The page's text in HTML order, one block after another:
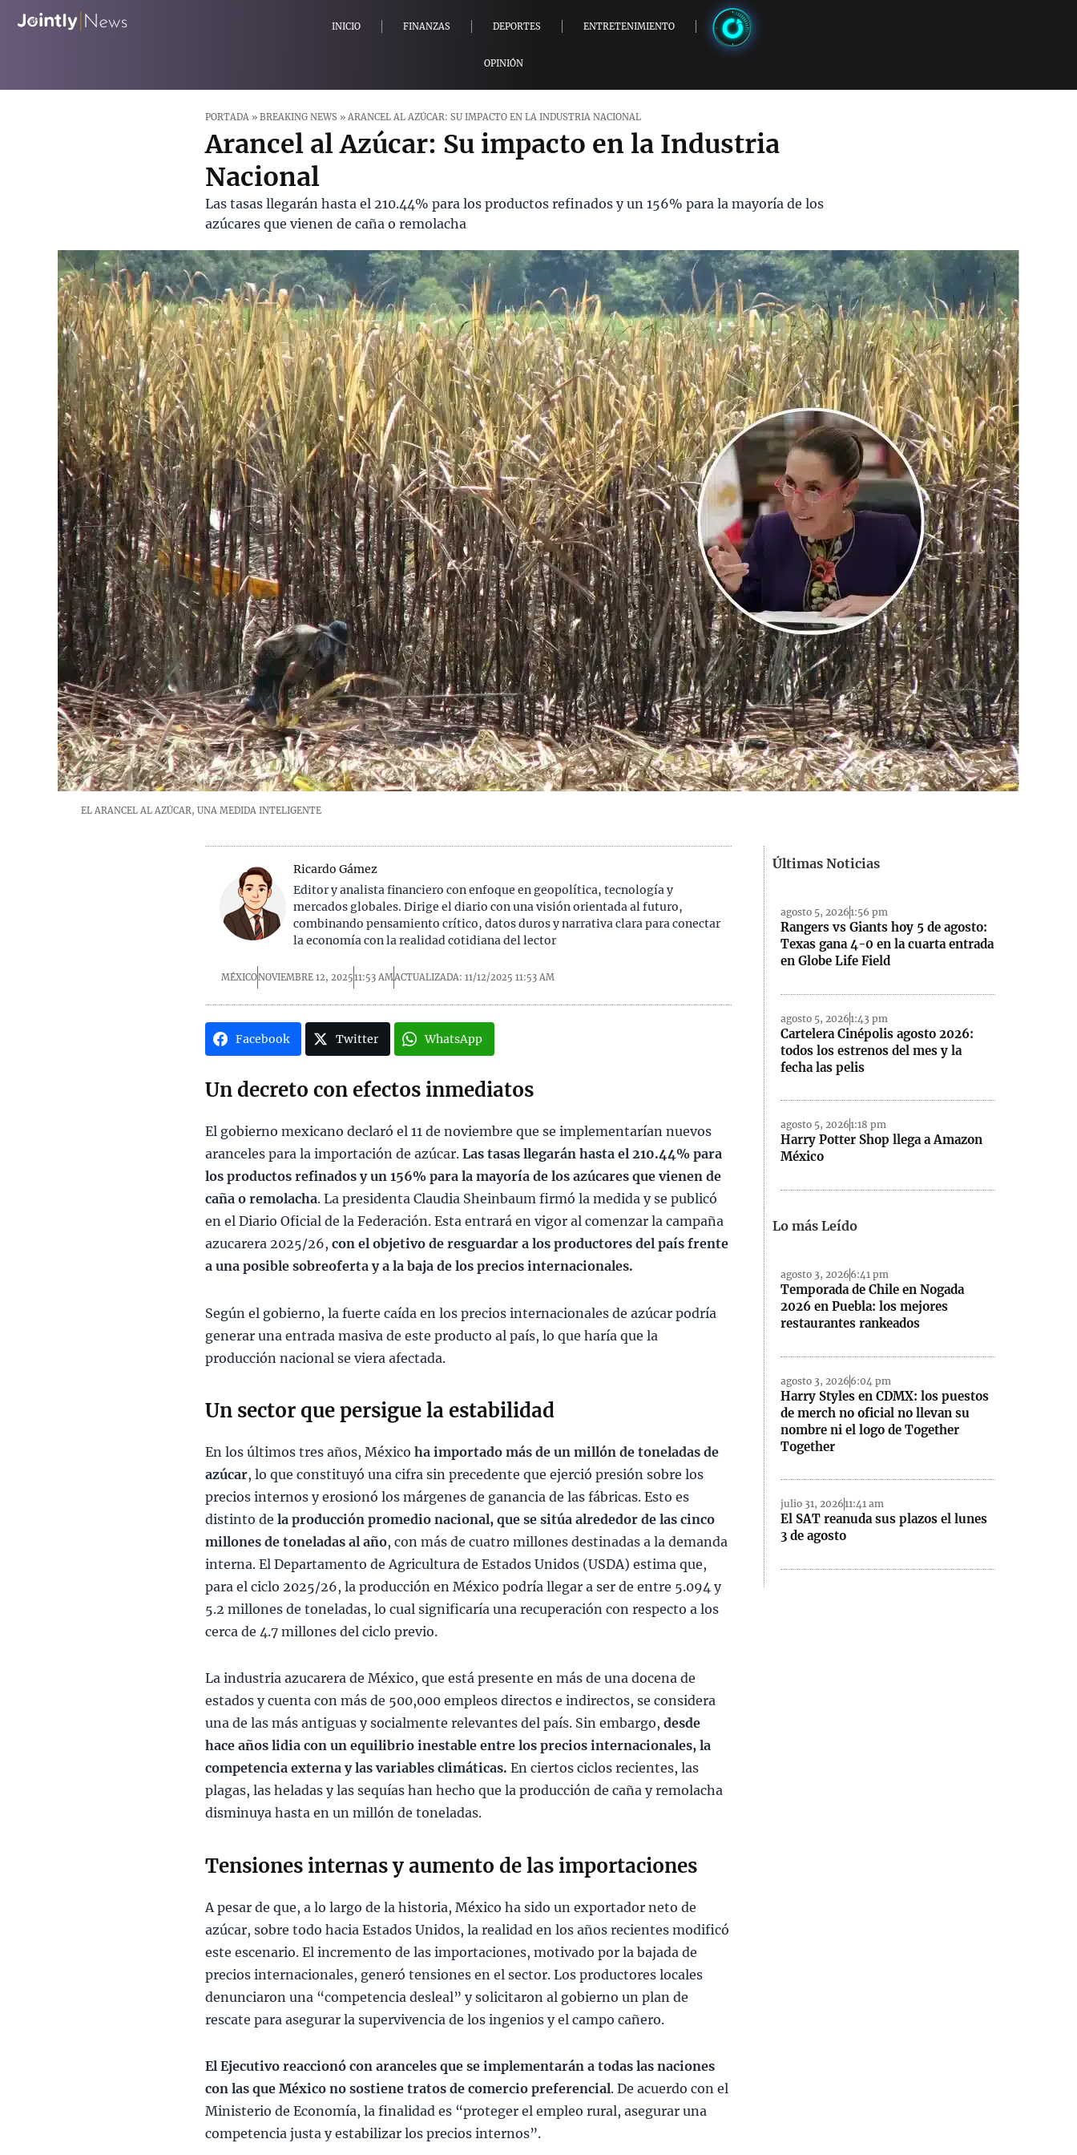
INICIO FINANZAS DEPORTES ENTRETENIMIENTO
OPINIÓN
PORTADA »BREAKING NEWS »ARANCEL AL AZÚCAR: SU IMPACTO EN LA INDUSTRIA NACIONAL
Arancel al Azúcar: Su impacto en la Industria
Nacional
Las tasas llegarán hasta el 210.44% para los productos refinados y un 156% para la mayoría de los
azúcares que vienen de caña o remolacha
EL ARANCEL AL AZÚCAR, UNA MEDIDA INTELIGENTE
Ricardo Gámez
Editor y analista financiero con enfoque en geopolítica, tecnología y
mercados globales. Dirige el diario con una visión orientada al futuro,
combinando pensamiento crítico, datos duros y narrativa clara para conectar
la economía con la realidad cotidiana del lector
MÉXICONOVIEMBRE 12, 202511:53 AMACTUALIZADA: 11/12/2025 11:53 AM
Facebook Twitter WhatsApp
Un decreto con efectos inmediatos
El gobierno mexicano declaró el 11 de noviembre que se implementarían nuevos
aranceles para la importación de azúcar.Las tasas llegarán hasta el 210.44% para
los productos refinados y un 156% para la mayoría de los azúcares que vienen de
caña o remolacha. La presidenta Claudia Sheinbaum firmó la medida y se publicó
en el Diario Oficial de la Federación. Esta entrará en vigor al comenzar la campaña
azucarera 2025/26,con el objetivo de resguardar a los productores del país frente
a una posible sobreoferta y a la baja de los precios internacionales.
Según el gobierno, la fuerte caída en los precios internacionales de azúcar podría
generar una entrada masiva de este producto al país, lo que haría que la
producción nacional se viera afectada.
Un sector que persigue la estabilidad
En los últimos tres años, Méxicoha importado más de un millón de toneladas de
azúcar, lo que constituyó una cifra sin precedente que ejerció presión sobre los
precios internos y erosionó los márgenes de ganancia de las fábricas. Esto es
distinto dela producción promedio nacional, que se sitúa alrededor de las cinco
millones de toneladas al año, con más de cuatro millones destinadas a la demanda
interna. El Departamento de Agricultura de Estados Unidos (USDA) estima que,
para el ciclo 2025/26, la producción en México podría llegar a ser de entre 5.094 y
5.2 millones de toneladas, lo cual significaría una recuperación con respecto a los
cerca de 4.7 millones del ciclo previo.
La industria azucarera de México, que está presente en más de una docena de
estados y cuenta con más de 500,000 empleos directos e indirectos, se considera
una de las más antiguas y socialmente relevantes del país. Sin embargo,desde
hace años lidia con un equilibrio inestable entre los precios internacionales, la
competencia externa y las variables climáticas. En ciertos ciclos recientes, las
plagas, las heladas y las sequías han hecho que la producción de caña y remolacha
disminuya hasta en un millón de toneladas.
Tensiones internas y aumento de las importaciones
A pesar de que, a lo largo de la historia, México ha sido un exportador neto de
azúcar, sobre todo hacia Estados Unidos, la realidad en los años recientes modificó
este escenario. El incremento de las importaciones, motivado por la bajada de
precios internacionales, generó tensiones en el sector. Los productores locales
denunciaron una “competencia desleal” y solicitaron al gobierno un plan de
rescate para asegurar la supervivencia de los ingenios y el campo cañero.
El Ejecutivo reaccionó con aranceles que se implementarán a todas las naciones
con las que México no sostiene tratos de comercio preferencial. De acuerdo con el
Ministerio de Economía, la finalidad es “proteger el empleo rural, asegurar una
competencia justa y estabilizar los precios internos”.
Últimas Noticias
agosto 5, 20261:56 pm
Rangers vs Giants hoy 5 de agosto:
Texas gana 4-0 en la cuarta entrada
en Globe Life Field
agosto 5, 20261:43 pm
Cartelera Cinépolis agosto 2026:
todos los estrenos del mes y la
fecha las pelis
agosto 5, 20261:18 pm
Harry Potter Shop llega a Amazon
México
Lo más Leído
agosto 3, 2026 6:41 pm
Temporada de Chile en Nogada
2026 en Puebla: los mejores
restaurantes rankeados
agosto 3, 2026 6:04 pm
Harry Styles en CDMX: los puestos
de merch no oficial no llevan su
nombre ni el logo de Together
Together
julio 31, 202611:41 am
El SAT reanuda sus plazos el lunes
3 de agosto